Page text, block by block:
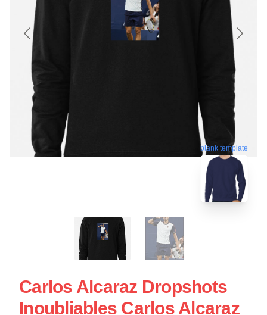
blank template
Carlos Alcaraz Dropshots
Inoubliables Carlos Alcaraz